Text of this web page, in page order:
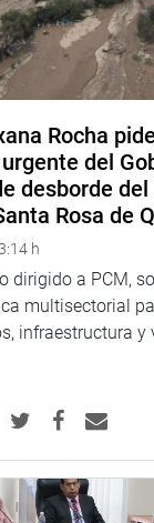
Rocha pide
del
desborde del
Rosa de
h
dirigido a PCM,
multisectorial
infraestructura y